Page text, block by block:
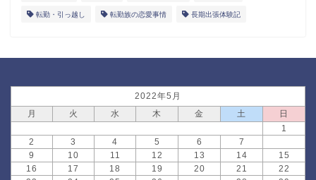
転勤・引っ越し 転勤族の恋愛事情 長期出張体験記
2022年5月
月
火 水 木 金 土
日
1
2
3 4 5 6 7
9
10 11 12 13 14
15
16
17 18 19 20 21
22